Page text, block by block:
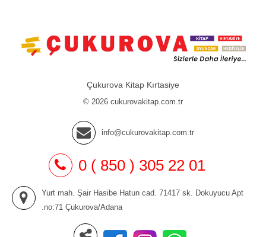
Çukurova Kitap Kırtasiye
© 2026 cukurovakitap.com.tr
info@cukurovakitap.com.tr
0 ( 850 ) 305 22 01
Yurt mah. Şair Hasibe Hatun cad. 71417 sk. Dokuyucu Apt
.no:71 Çukurova/Adana